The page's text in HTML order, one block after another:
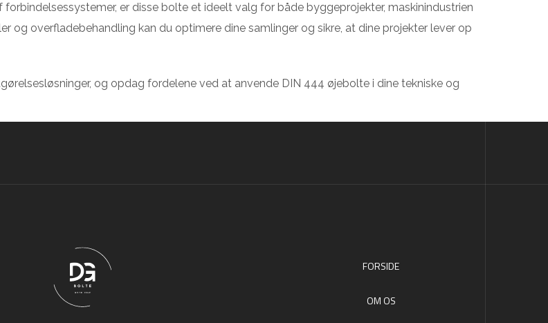
er disse bolte et ideelt valg for både byggeprojekter, maskinindustrien
og overfladebehandling kan du optimere dine samlinger og sikre, at dine projekter lever op
og opdag fordelene ved at anvende DIN 444 øjebolte i dine tekniske og
FORSIDE
OM OS